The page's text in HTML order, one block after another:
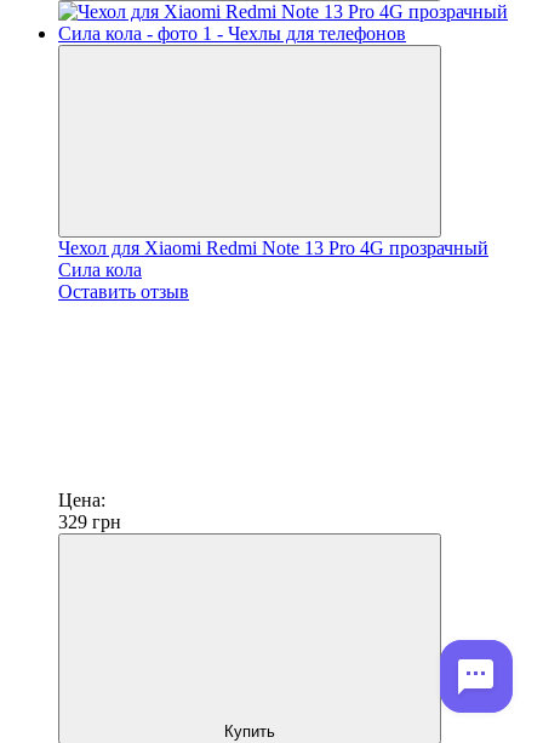
Чехол для Xiaomi Redmi Note 13 Pro 4G прозрачный
Сила кола
Оставить отзыв
Цена:
329 грн
Купить